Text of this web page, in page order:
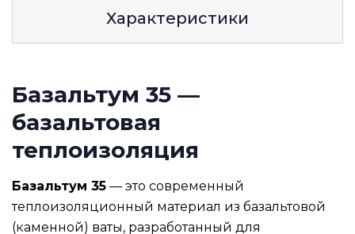
Характеристики
Базальтум 35 —
базальтовая
теплоизоляция
Базальтум 35 — это современный
теплоизоляционный материал из базальтовой
(каменной) ваты, разработанный для